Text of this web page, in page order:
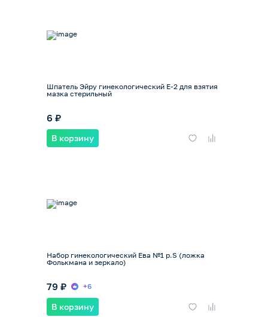
Шпатель Эйру гинекологический Е-2 для взятия
мазка стерильный
6 ₽
В корзину
Набор гинекологический Ева №1 р.S (ложка
Фолькмана и зеркало)
79 ₽ +6
В корзину